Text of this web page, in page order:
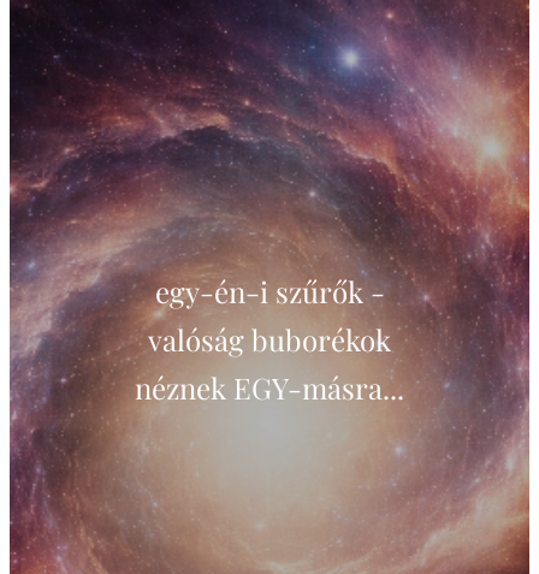
egy-én-i szűrők -
valóság buborékok
néznek EGY-másra...